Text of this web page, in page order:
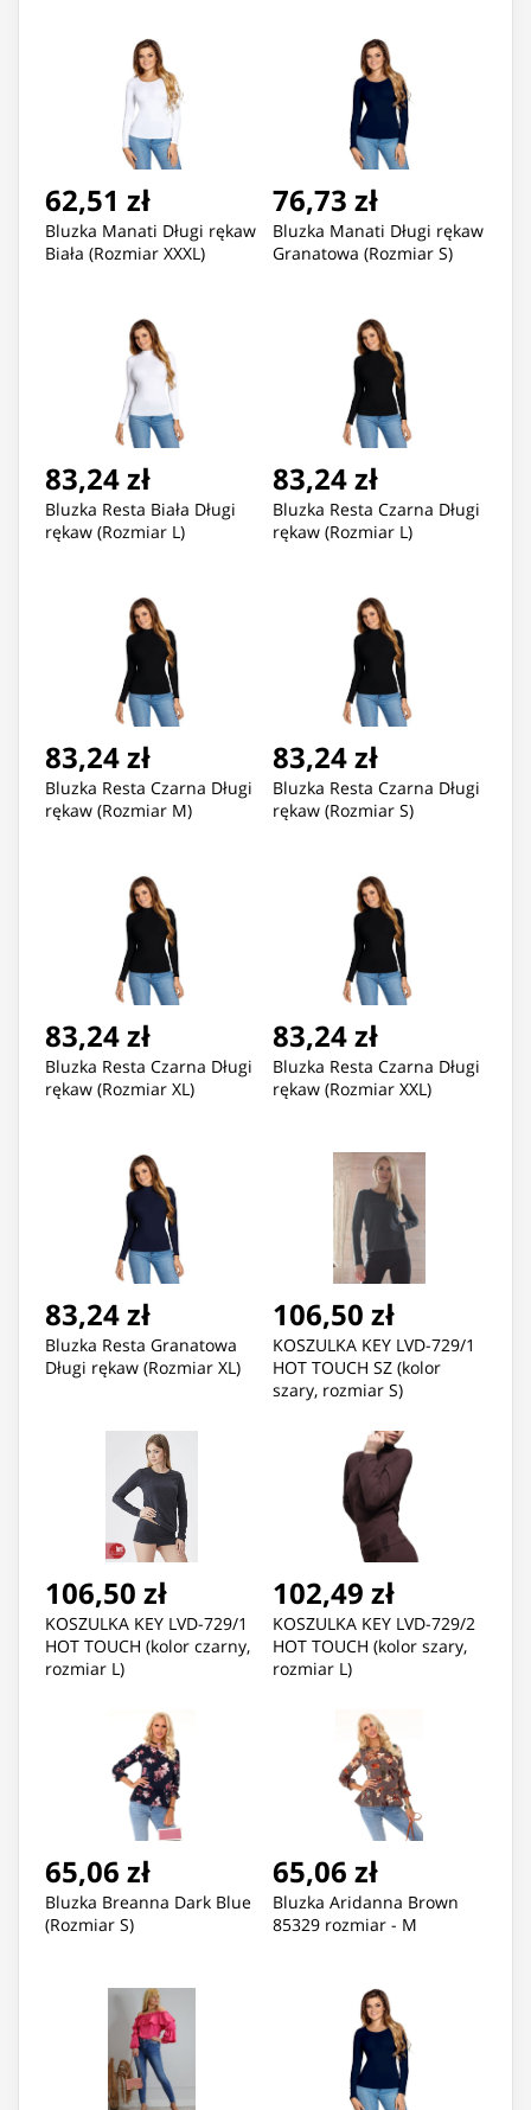
62,51 zł
Bluzka Manati Długi rękaw
Biała (Rozmiar XXXL)
76,73 zł
Bluzka Manati Długi rękaw
Granatowa (Rozmiar S)
83,24 zł
Bluzka Resta Biała Długi
rękaw (Rozmiar L)
83,24 zł
Bluzka Resta Czarna Długi
rękaw (Rozmiar L)
83,24 zł
Bluzka Resta Czarna Długi
rękaw (Rozmiar M)
83,24 zł
Bluzka Resta Czarna Długi
rękaw (Rozmiar S)
83,24 zł
Bluzka Resta Czarna Długi
rękaw (Rozmiar XL)
83,24 zł
Bluzka Resta Czarna Długi
rękaw (Rozmiar XXL)
83,24 zł
Bluzka Resta Granatowa
Długi rękaw (Rozmiar XL)
106,50 zł
KOSZULKA KEY LVD-729/1
HOT TOUCH SZ (kolor
szary, rozmiar S)
106,50 zł
KOSZULKA KEY LVD-729/1
HOT TOUCH (kolor czarny,
rozmiar L)
102,49 zł
KOSZULKA KEY LVD-729/2
HOT TOUCH (kolor szary,
rozmiar L)
65,06 zł
Bluzka Breanna Dark Blue
(Rozmiar S)
65,06 zł
Bluzka Aridanna Brown
85329 rozmiar - M